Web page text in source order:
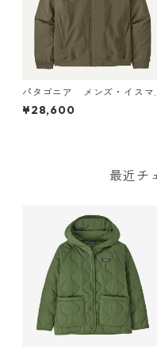
パタゴニア メンズ・イスマ
ス・デック・ジャケット (カ
ラー Basin Green) Patagoni
¥28,600
最近チ